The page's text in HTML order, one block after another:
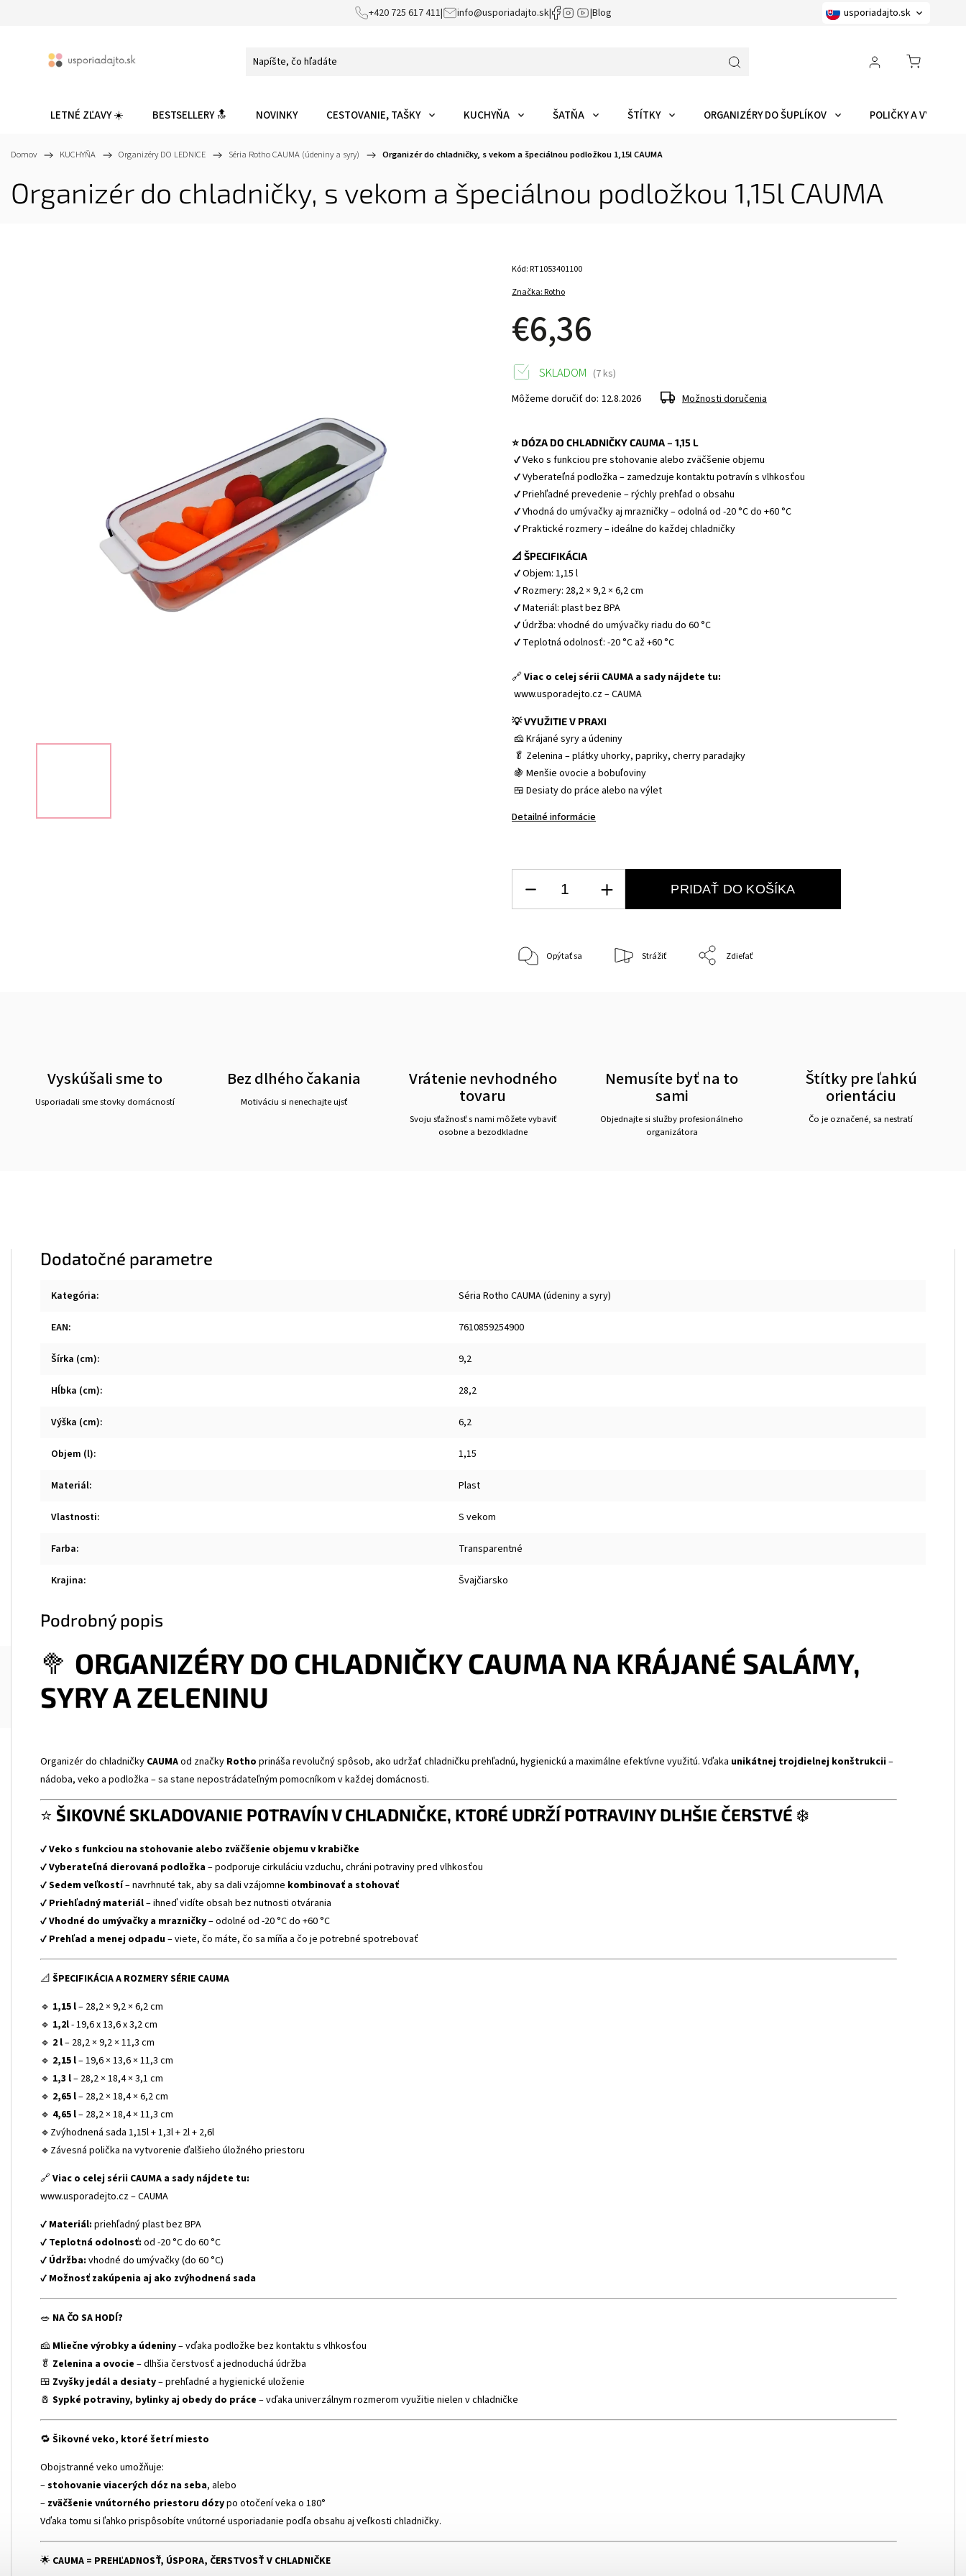
+420 725 617 411| info@usporiadajto.sk| |Blog usporiadajto.sk
LETNÉ ZĽAVY ☀️ BESTSELLERY 🔝 NOVINKY CESTOVANIE, TAŠKY KUCHYŇA ŠATŇA ŠTÍTKY ORGANIZÉRY DO ŠUPLÍKOV POLIČKY A
Domov / KUCHYŇA / Organizéry DO LEDNICE / Séria Rotho CAUMA (údeniny a syry) / Organizér do chladničky, s vekom a špeciálnou podložkou 1,15l CAUMA
Organizér do chladničky, s vekom a špeciálnou podložkou 1,15l CAUMA
Značka:Rotho
€6,36
Kód:RT1053401100
⭐ DÓZA DO CHLADNIČKY CAUMA – 1,15 L
✔ Veko s funkciou pre stohovanie alebo zväčšenie objemu
✔ Vyberateľná podložka – zamedzuje kontaktu potravín s vlhkosťou
✔ Priehľadné prevedenie – rýchly prehľad o obsahu
✔ Vhodná do umývačky aj mrazničky – odolná od -20 °C do +60 °C
✔ Praktické rozmery – ideálne do každej chladničky
📐 ŠPECIFIKÁCIA
✔ Objem: 1,15 l
✔ Rozmery: 28,2 × 9,2 × 6,2 cm
✔ Materiál: plast bez BPA
✔ Údržba: vhodné do umývačky riadu do 60 °C
✔ Teplotná odolnosť: -20 °C až +60 °C
🔗 Viac o celej sérii CAUMA a sady nájdete tu:
www.usporadejto.cz – CAUMA
💡 VYUŽITIE V PRAXI
🧀 Krájané syry a údeniny
🥬 Zelenina – plátky uhorky, papriky, cherry paradajky
🍇 Menšie ovocie a bobuľoviny
🍱 Desiaty do práce alebo na výlet
Detailné informácie
SKLADOM (7 ks)
Môžeme doručiť do: 12.8.2026 Možnosti doručenia
PRIDAŤ DO KOŠÍKA
Opýtať sa Strážiť Zdieľať
Vyskúšali sme to
Usporiadali sme stovky domácností
Bez dlhého čakania
Motiváciu si nenechajte ujsť
Vrátenie nevhodného
tovaru
Svoju sťažnosť s nami môžete vybaviť
osobne a bezodkladne
Nemusíte byť na to
sami
Objednajte si služby profesionálneho
organizátora
Štítky pre ľahkú
orientáciu
Čo je označené, sa nestratí
Dodatočné parametre
Kategória: Séria Rotho CAUMA (údeniny a syry)
EAN: 7610859254900
Šírka (cm): 9,2
Hĺbka (cm): 28,2
Výška (cm): 6,2
Objem (l): 1,15
Materiál: Plast
Vlastnosti: S vekom
Farba: Transparentné
Krajina: Švajčiarsko
Podrobný popis
🥦 ORGANIZÉRY DO CHLADNIČKY CAUMA NA KRÁJANÉ SALÁMY,
SYRY A ZELENINU
Organizér do chladničky CAUMAod značky Rotho prináša revolučný spôsob, ako udržať chladničku prehľadnú, hygienickú a maximálne efektívne využitú. Vďaka unikátnej trojdielnej konštrukcii–
nádoba, veko a podložka – sa stane nepostrádateľným pomocníkom v každej domácnosti.
⭐ ŠIKOVNÉ SKLADOVANIE POTRAVÍN V CHLADNIČKE, KTORÉ UDRŽÍ POTRAVINY DLHŠIE ČERSTVÉ ❄️
✔Veko s funkciou na stohovanie alebo zväčšenie objemu v krabičke
✔Vyberateľná dierovaná podložka– podporuje cirkuláciu vzduchu, chráni potraviny pred vlhkosťou
✔Sedem veľkostí– navrhnuté tak, aby sa dali vzájomne kombinovať a stohovať
✔ Priehľadný materiál– ihneď vidíte obsah bez nutnosti otvárania
✔Vhodné do umývačky a mrazničky– odolné od -20 °C do +60 °C
✔ Prehľad a menej odpadu– viete, čo máte, čo sa míňa a čo je potrebné spotrebovať
📐 ŠPECIFIKÁCIA A ROZMERY SÉRIE CAUMA
🔹 1,15 l– 28,2 × 9,2 × 6,2 cm
🔹 1,2l- 19,6 x 13,6 x 3,2 cm
🔹 2 l– 28,2 × 9,2 × 11,3 cm
🔹 2,15 l– 19,6 × 13,6 × 11,3 cm
🔹 1,3 l– 28,2 × 18,4 × 3,1 cm
🔹 2,65 l– 28,2 × 18,4 × 6,2 cm
🔹 4,65 l– 28,2 × 18,4 × 11,3 cm
🔹Zvýhodnená sada 1,15l + 1,3l + 2l + 2,6l
🔹Závesná polička na vytvorenie ďalšieho úložného priestoru
🔗Viac o celej sérii CAUMA a sady nájdete tu:
www.usporadejto.cz – CAUMA
✔ Materiál: priehľadný plast bez BPA
✔ Teplotná odolnosť: od -20 °C do 60 °C
✔ Údržba: vhodné do umývačky (do 60 °C)
✔ Možnosť zakúpenia aj ako zvýhodnená sada
🥗 NA ČO SA HODÍ?
🧀 Mliečne výrobky a údeniny– vďaka podložke bez kontaktu s vlhkosťou
🥬 Zelenina a ovocie – dlhšia čerstvosť a jednoduchá údržba
🍱 Zvyšky jedál a desiaty– prehľadné a hygienické uloženie
🧂 Sypké potraviny, bylinky aj obedy do práce – vďaka univerzálnym rozmerom využitie nielen v chladničke
🔁 Šikovné veko, ktoré šetrí miesto
Obojstranné veko umožňuje:
–stohovanie viacerých dóz na seba, alebo
– zväčšenie vnútorného priestoru dózypo otočení veka o 180°
Vďaka tomu si ľahko prispôsobíte vnútorné usporiadanie podľa obsahu aj veľkosti chladničky.
🌟 CAUMA = PREHĽADNOSŤ, ÚSPORA, ČERSTVOSŤ V CHLADNIČKE